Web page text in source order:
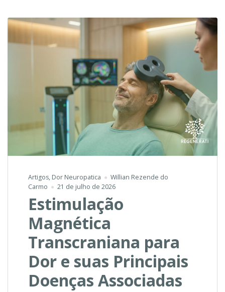
Artigos, Dor Neuropatica
Willian Rezende do
Carmo
21 de julho de 2026
Estimulação
Magnética
Transcraniana para
Dor e suas Principais
Doenças Associadas